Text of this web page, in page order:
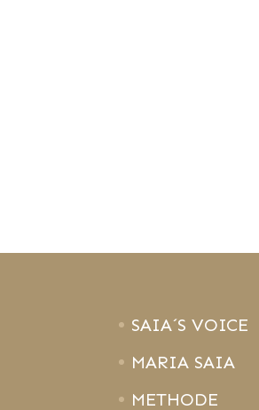
SAIA´S VOICE
MARIA SAIA
METHODE